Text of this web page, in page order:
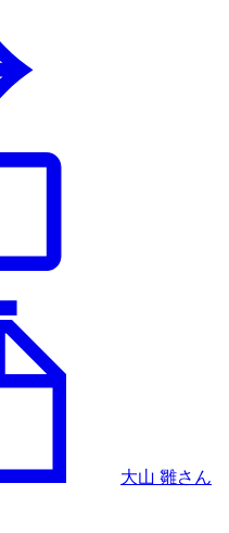
大山 雛さん